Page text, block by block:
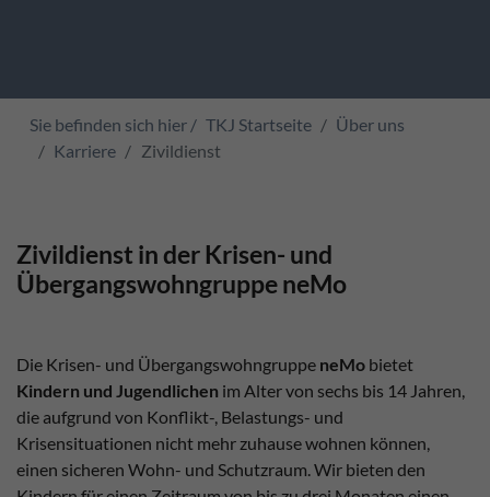
Sie befinden sich hier / TKJ Startseite
Über uns
Karriere
Zivildienst
Zivildienst in der Krisen- und
Übergangswohngruppe neMo
Die Krisen- und Übergangswohngruppe neMo bietet
Kindern und Jugendlichen im Alter von sechs bis 14 Jahren,
die aufgrund von Konflikt-, Belastungs- und
Krisensituationen nicht mehr zuhause wohnen können,
einen sicheren Wohn- und Schutzraum. Wir bieten den